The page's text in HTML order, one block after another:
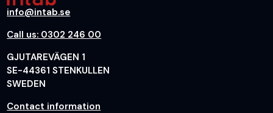
info@intab.se
Call us: 0302 246 00
GJUTAREVÄGEN 1
SE-44361 STENKULLEN
SWEDEN
Contact information